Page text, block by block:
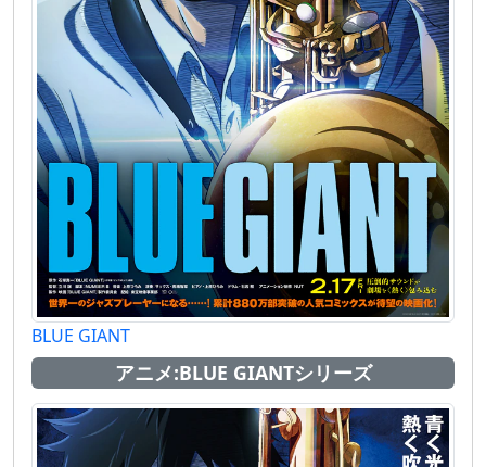
BLUE GIANT
アニメ:BLUE GIANTシリーズ